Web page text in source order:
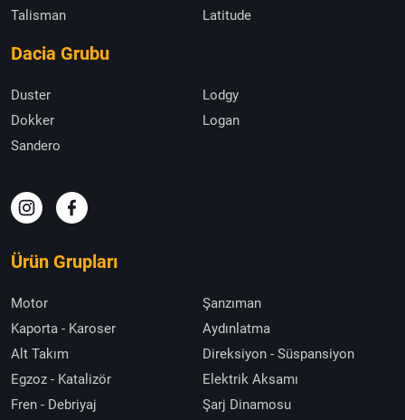
Talisman
Latitude
Dacia Grubu
Duster
Lodgy
Dokker
Logan
Sandero
Ürün Grupları
Motor
Şanzıman
Kaporta - Karoser
Aydınlatma
Alt Takım
Direksiyon - Süspansiyon
Egzoz - Katalizör
Elektrik Aksamı
Fren - Debriyaj
Şarj Dinamosu